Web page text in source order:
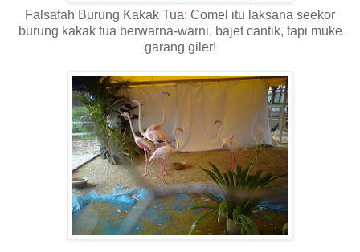
Falsafah Burung Kakak Tua: Comel itu laksana seekor
burung kakak tua berwarna-warni, bajet cantik, tapi muke
garang giler!